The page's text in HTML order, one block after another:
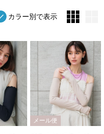
カラー別で表示
メール便